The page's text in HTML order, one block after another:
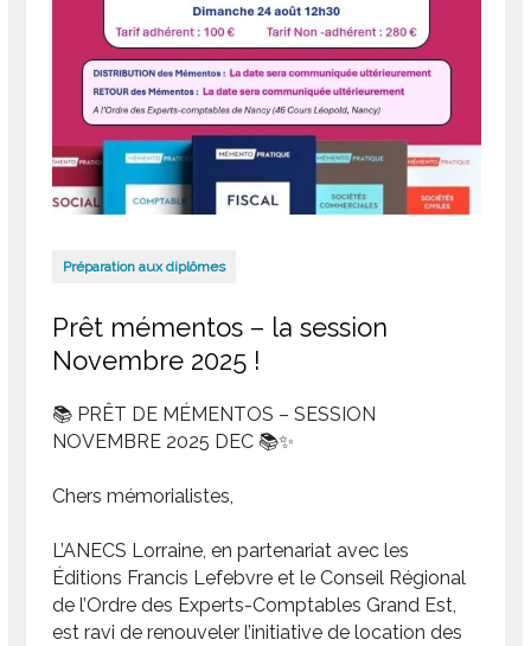
Préparation aux diplômes
Prêt mémentos – la session
Novembre 2025 !
📚 PRÊT DE MÉMENTOS – SESSION
NOVEMBRE 2025 DEC 📚✨
Chers mémorialistes,
L’ANECS Lorraine, en partenariat avec les
Éditions Francis Lefebvre et le Conseil Régional
de l’Ordre des Experts-Comptables Grand Est,
est ravi de renouveler l’initiative de location des